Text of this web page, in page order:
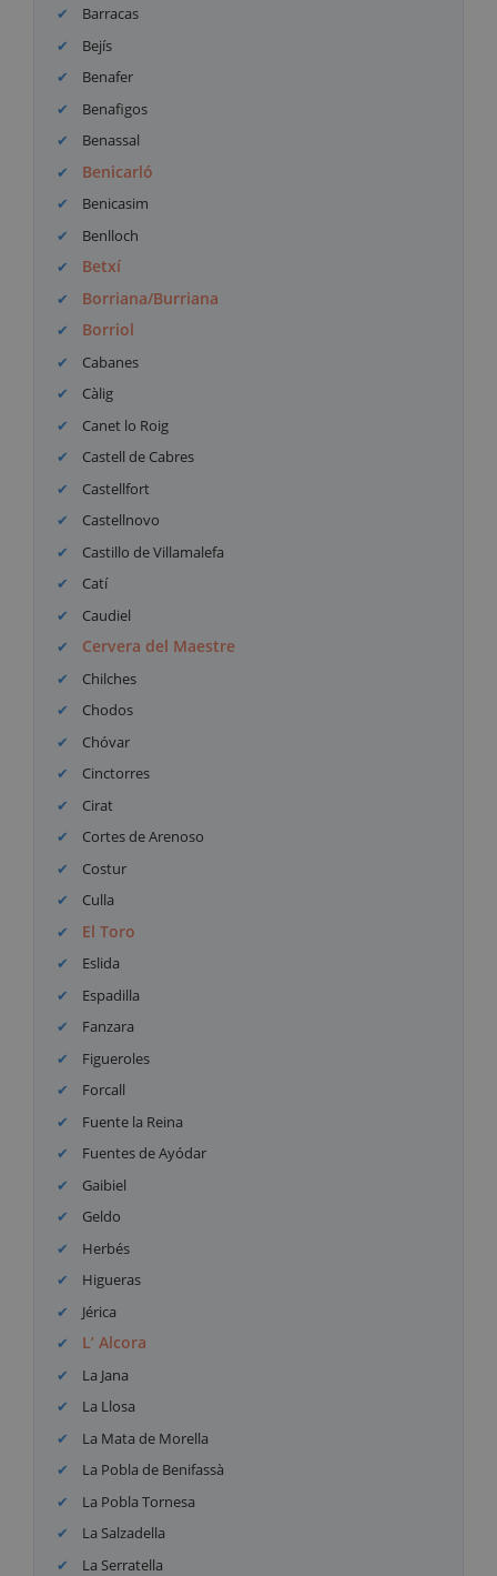
Barracas
Bejís
Benafer
Benafigos
Benassal
Benicarló
Benicasim
Benlloch
Betxí
Borriana/Burriana
Borriol
Cabanes
Càlig
Canet lo Roig
Castell de Cabres
Castellfort
Castellnovo
Castillo de Villamalefa
Catí
Caudiel
Cervera del Maestre
Chilches
Chodos
Chóvar
Cinctorres
Cirat
Cortes de Arenoso
Costur
Culla
El Toro
Eslida
Espadilla
Fanzara
Figueroles
Forcall
Fuente la Reina
Fuentes de Ayódar
Gaibiel
Geldo
Herbés
Higueras
Jérica
L’ Alcora
La Jana
La Llosa
La Mata de Morella
La Pobla de Benifassà
La Pobla Tornesa
La Salzadella
La Serratella